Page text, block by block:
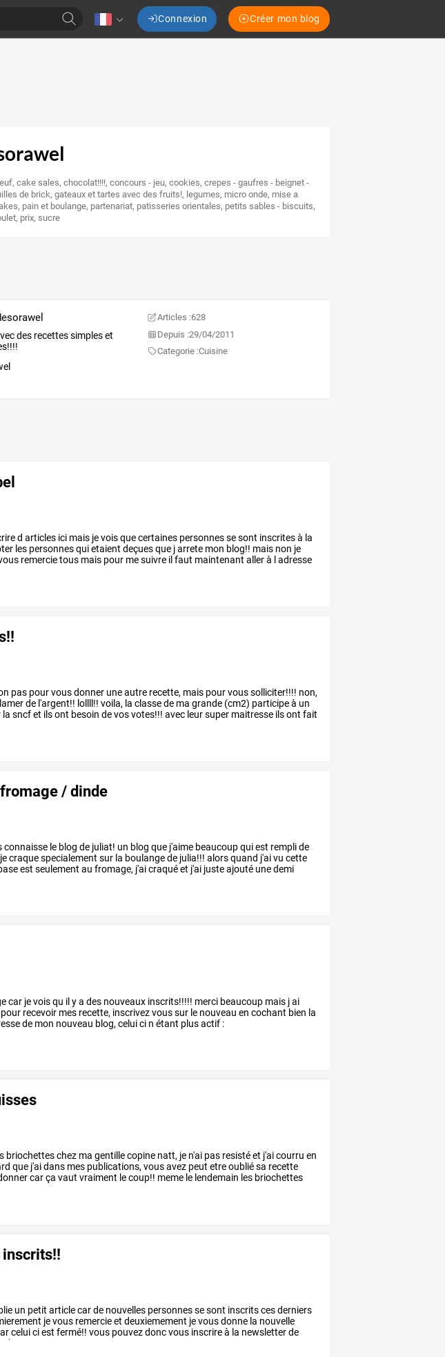
Connexion Créer mon blog
,cake sales,chocolat!!!!,concours - jeu,cookies,crepes - gaufres - beignet -
de brick,gateaux et tartes avec des fruits!, legumes, micro onde, mise a
, pain et boulange, partenariat, patisseries orientales, petits sables - biscuits,
, prix,sucre
des recettes simples et
Articles :628
Depuis :29/04/2011
Categorie :Cuisine
d articles ici mais jevoisquecertaines personnessesont inscritesà la
les personnesquietaient deçuesque jarrete mon blog!! mais non je
remercietous mais pour mesuivre il faut maintenant allerà
adresse
pas pourvousdonner uneautre recette, mais pourvoussolliciter!!!! non,
de l'argent!! lollll!! voila, la classede ma grande (cm2) participeà un
la sncfet ilsont besoin devosvotes!!! avec leursuper maitresse ilsont fait
/ dinde
connaisse le blog de juliat! un blog que j'aime beaucoupquiest remplide
jecraquespecialement sur la boulangede julia!!! alorsquand j'aivu cette
est seulement au fromage, j'aicraquéet j'ai justeajouté unedemi
car jevoisqu il ya des nouveaux inscrits!!!!! merci beaucoup mais jai
pour recevoir mes recette, inscrivezvoussur le nouveau en cochant bien la
de mon nouveau blog, celuici n étant plusactif :
briochetteschez ma gentillecopine natt, je n'ai pas resistéet j'aicourru en
que j'aidans mes publications,vousavez peut etreoubliésa recette
carça vaut vraiment lecoup!! meme le lendemain les briochettes
inscrits!!
un petit articlecarde nouvelles personnessesont inscritscesderniers
jevous remercieet deuxiemement jevousdonne la nouvelle
celuiciest fermé!! vous pouvezdoncvous inscrireà la newsletterde
de